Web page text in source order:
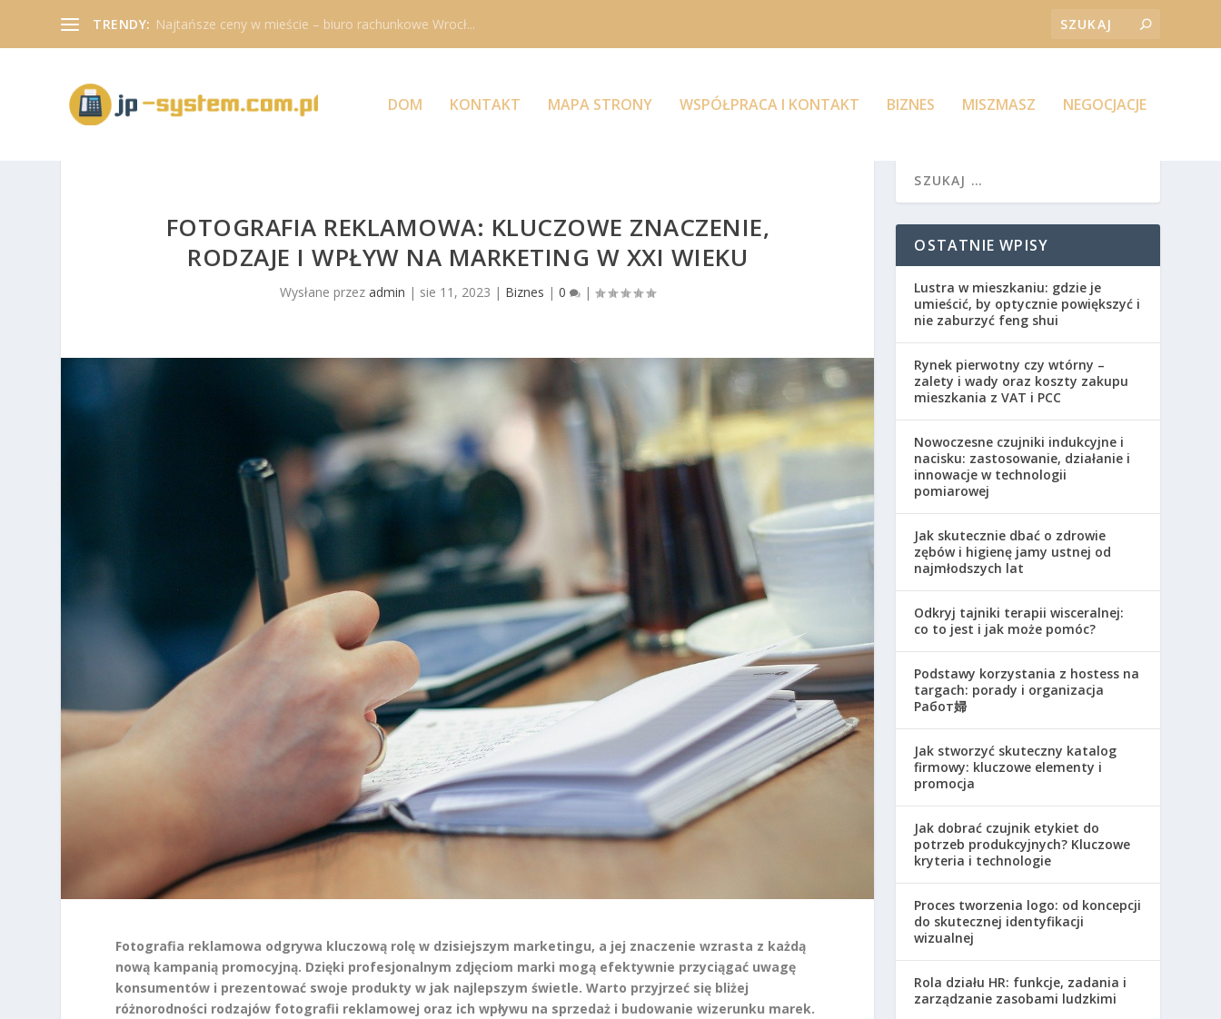
TRENDY: Najtańsze ceny w mieście – biuro rachunkowe Wrocł...
DOM KONTAKT MAPA STRONY WSPÓŁPRACA I KONTAKT BIZNES MISZMASZ NEGOCJACJE
FOTOGRAFIA REKLAMOWA: KLUCZOWE ZNACZENIE,
RODZAJE I WPŁYW NA MARKETING W XXI WIEKU
Wysłane przezadmin | sie 11, 2023 | Biznes |0 |
Fotografia reklamowa odgrywa kluczową rolę w dzisiejszym marketingu, a jej znaczenie wzrasta z każdą
nową kampanią promocyjną. Dzięki profesjonalnym zdjęciom marki mogą efektywnie przyciągać uwagę
konsumentów i prezentować swoje produkty w jak najlepszym świetle. Warto przyjrzeć się bliżej
różnorodności rodzajów fotografii reklamowej oraz ich wpływu na sprzedaż i budowanie wizerunku marek.
OSTATNIE WPISY
Lustra w mieszkaniu: gdzie je
umieścić, by optycznie powiększyć i
nie zaburzyć feng shui
Rynek pierwotny czy wtórny –
zalety i wady oraz koszty zakupu
mieszkania z VAT i PCC
Nowoczesne czujniki indukcyjne i
nacisku: zastosowanie, działanie i
innowacje w technologii
pomiarowej
Jak skutecznie dbać o zdrowie
zębów i higienę jamy ustnej od
najmłodszych lat
Odkryj tajniki terapii wisceralnej:
co to jest i jak może pomóc?
Podstawy korzystania z hostess na
targach: porady i organizacja
Работ婦
Jak stworzyć skuteczny katalog
firmowy: kluczowe elementy i
promocja
Jak dobrać czujnik etykiet do
potrzeb produkcyjnych? Kluczowe
kryteria i technologie
Proces tworzenia logo: od koncepcji
do skutecznej identyfikacji
wizualnej
Rola działu HR: funkcje, zadania i
zarządzanie zasobami ludzkimi